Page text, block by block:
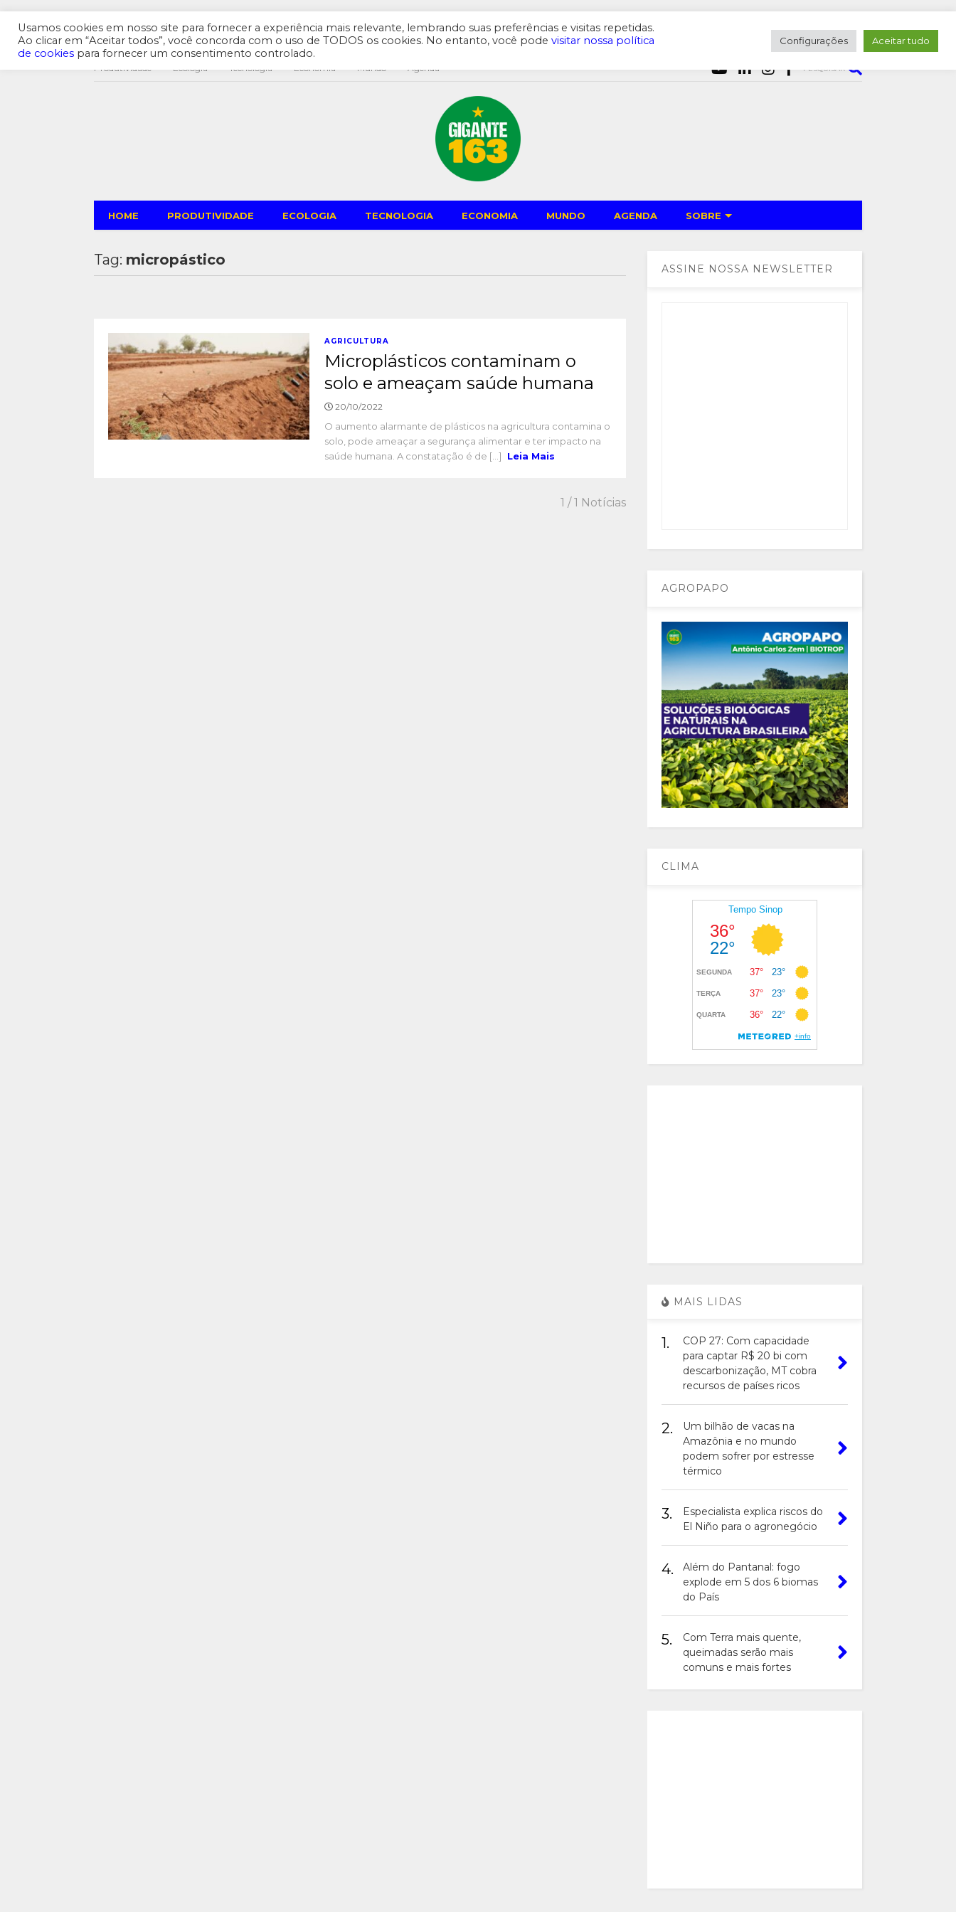
Produtividade Ecologia Tecnologia Economia Mundo Agenda PESQUISAR
HOME PRODUTIVIDADE ECOLOGIA TECNOLOGIA ECONOMIA MUNDO AGENDA SOBRE
Tag: micropástico
AGRICULTURA
Microplásticos contaminam o
solo e ameaçam saúde humana
20/10/2022
O aumento alarmante de plásticos na agricultura contamina o
solo, pode ameaçar a segurança alimentar e ter impacto na
saúde humana. A constatação é de [...]
Leia Mais
1 / 1 Notícias
ASSINE NOSSA NEWSLETTER
AGROPAPO
CLIMA
MAIS LIDAS
1.
COP 27: Com capacidade
para captar R$ 20 bi com
descarbonização, MT cobra
recursos de países ricos
2.
Um bilhão de vacas na
Amazônia e no mundo
podem sofrer por estresse
térmico
3.
Especialista explica riscos do
El Niño para o agronegócio
4.
Além do Pantanal: fogo
explode em 5 dos 6 biomas
do País
5.
Com Terra mais quente,
queimadas serão mais
comuns e mais fortes
Usamos cookies em nosso site para fornecer a experiência mais relevante, lembrando suas preferências e visitas repetidas.
Ao clicar em “Aceitar todos”, você concorda com o uso de TODOS os cookies. No entanto, você pode visitar nossa política
de cookies para fornecer um consentimento controlado.
Configurações Aceitar tudo